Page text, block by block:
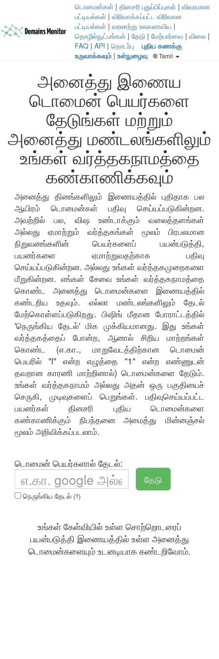
டொமைன்கள் | தினசரி புதுப்பிப்புகள் | விவரமான
பட்டியல்கள் | விரிவாக்கப்பட்ட விரிவான
பட்டியல்கள் | வரலாற்று உலகளாவிய |
தொழில்நுட்பங்கள் | தேடு | மேற்பார்வை | விலை |
FAQ | API | தொடர்பு
புதிய கணக்கு
உருவாக்கவும் | உள்நுழைவு Tamil
அனைத்து இணைய
டொமைன் பெயர்களை
தேடுங்கள் மற்றும்
அனைத்து மண்டலங்களிலும்
உங்கள் வர்த்தகநாமத்தை
கண்காணிக்கவும்
அனைத்து தினங்களிலும் இணையத்தில் புதிதாக பல
ஆயிரம் டொமைன்கள் பதிவு செய்யப்படுகின்றன.
அவற்றில் பல, விஷ உண்டாக்கும் வலைத்தளங்கள்
அல்லது ஏமாற்றும் வர்த்தகங்கள் மூலம் பிரபலமான
நிறுவனங்களின் பெயர்களைப் பயன்படுத்தி,
பயனர்களை ஏமாற்றுவதற்காக பதிவு
செய்யப்படுகின்றன. அல்லது உங்கள் வர்த்தகமுறைகளை
மீறுகின்றன. எங்கள் சேவை உங்கள் வர்த்தகநாமத்தை
கொண்ட அனைத்து டொமைன்களை இணையத்தில்
கண்டறிய உதவும். எல்லா மண்டலங்களிலும் தேடல்
மேற்கொள்ளப்படுகிறது. பிஷிங் மீதான போராட்டத்தில்
'நெருங்கிய தேடல்' மிக முக்கியமானது. இது உங்கள்
வர்த்தகத்தைப் போன்ற, ஆனால் சிறிய மாற்றங்கள்
கொண்ட (எ.கா., மாறுவேடத்திற்கான டொமைன்
பெயரில் "l" என்ற எழுத்தை "1" என்ற எண்ணுடன்
தவறான காரணி மாற்றினால்) டொமைன்களை தேடும்.
உங்கள் வர்த்தகநாமம் அல்லது அதன் ஒரு பகுதியைச்
செருகி, முடிவுகளைப் பெறுங்கள். பதிவுசெய்யப்பட்ட
பயனர்கள் தினசரி புதிய டொமைன்களை
கண்காணிக்கும் நிபந்தனை அமைத்து மின்னஞ்சல்
மூலம் அறிவிக்கப்படலாம்.
டொமைன் பெயர்களால் தேடல்:
தேடு
நெருங்கிய தேடல் (?)
உங்கள் கேள்வியில் உள்ள சொற்றொடரைப்
பயன்படுத்தி இணையத்தில் உள்ள அனைத்து
டொமைன்களையும் உடனடியாக கண்டறிவோம்.